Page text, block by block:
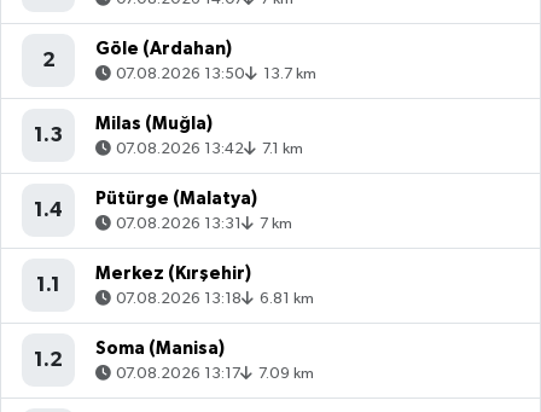
2
Göle (Ardahan)
07.08.2026 13:50 13.7 km
1.3
Milas (Muğla)
07.08.2026 13:42 7.1 km
1.4
Pütürge (Malatya)
07.08.2026 13:31 7 km
1.1
Merkez (Kırşehir)
07.08.2026 13:18 6.81 km
1.2
Soma (Manisa)
07.08.2026 13:17 7.09 km